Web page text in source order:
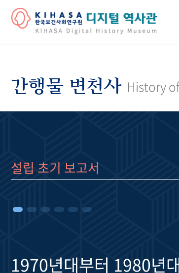
간행물 변천사 History
설립 초기 보고서
1970년대부터 1980년